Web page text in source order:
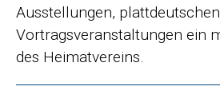
Ausstellungen,
Vortragsveranstaltungen ein
des Heimatvereins.